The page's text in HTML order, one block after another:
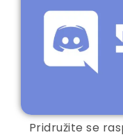
Pridružite se